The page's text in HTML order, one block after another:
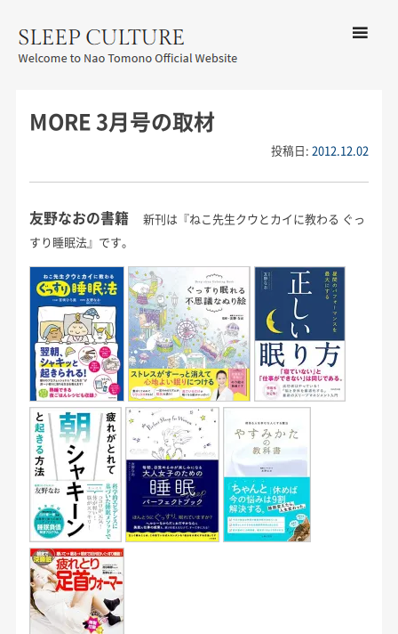
CULTURE
ー
ツへ移動
MORE 3月号の取材
投稿日:2012.12.02
友野なおの書籍
新刊は『ねこ先生クウとカイに教わる ぐっ
すり睡眠法』です。